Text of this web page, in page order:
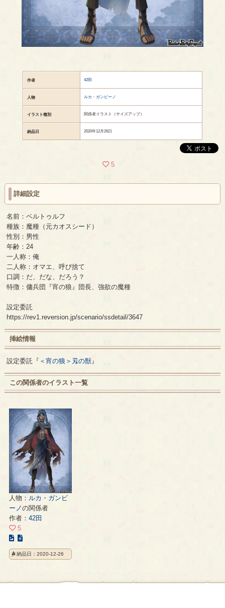
作者 42田
人物 ルカ・ガンビーノ
イラスト種別 関係者イラスト（サイズアップ）
納品日 2020年12月26日
5
詳細設定
名前：ベルトゥルフ
種族：魔種（元カオスシード）
性別：男性
年齢：24
一人称：俺
二人称：オマエ、呼び捨て
口調：だ、だな、だろう？
特徴：傭兵団『宵の狼』団長、強欲の魔種
設定委託
https://rev1.reversion.jp/scenario/ssdetail/3647
挿絵情報
設定委託『 ＜宵の狼＞刄の獣 』
この関係者のイラスト一覧
人物： ルカ・ガンビ
ーノの関係者
作者： 42田
5
の
イ
納品日：2020-12-26